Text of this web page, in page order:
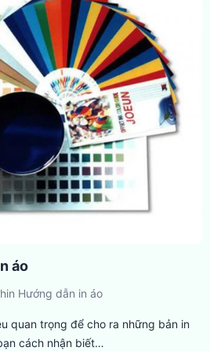
áo
in Hướng dẫn in áo
quan trọng để cho ra những bản in
cách nhận biết…